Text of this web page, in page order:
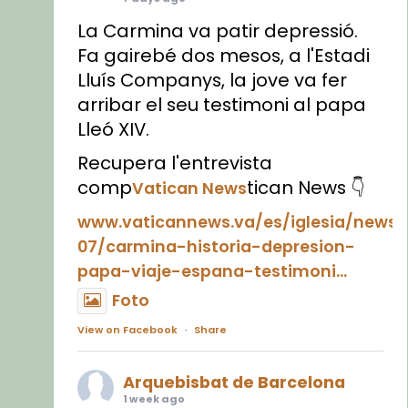
La Carmina va patir depressió.
Fa gairebé dos mesos, a l'Estadi
Lluís Companys, la jove va fer
arribar el seu testimoni al papa
Lleó XIV.
Recupera l'entrevista
compVatican Newstican News 👇
www.vaticannews.va/es/iglesia/news/
07/carmina-historia-depresion-
papa-viaje-espana-testimoni...
Foto
View on Facebook · Share
Arquebisbat de Barcelona
1 week ago